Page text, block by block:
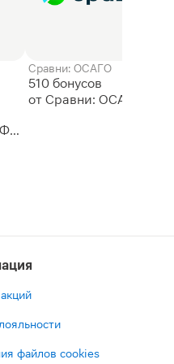
Сравни: ОСАГО
510 бонусов
файлов cookies